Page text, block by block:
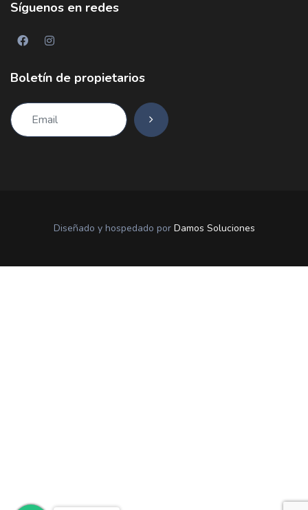
Síguenos en redes
Boletín de propietarios
Diseñado y hospedado por Damos Soluciones